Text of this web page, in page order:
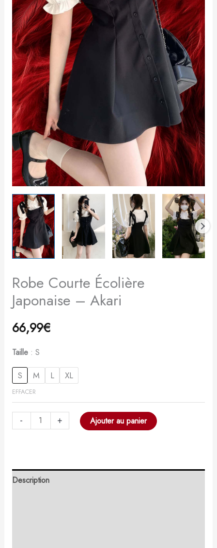
Robe Courte Écolière
Japonaise – Akari
66,99€
Taille S
S M L XL
EFFACER
- + Ajouter au panier
Description